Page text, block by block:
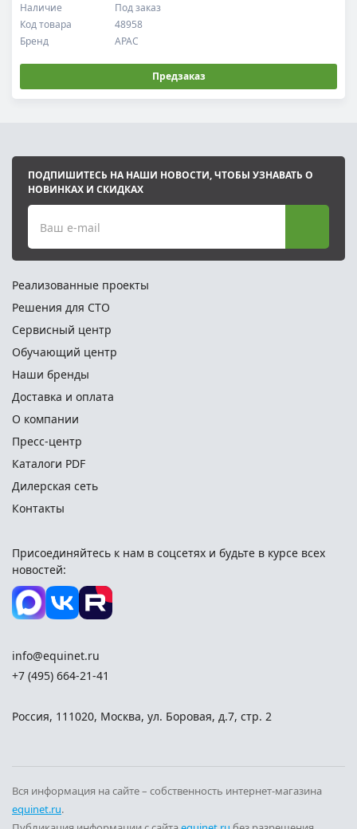
Код товара 48958
Наличие Под заказ
Бренд APAC
Предзаказ
ПОДПИШИТЕСЬ НА НАШИ НОВОСТИ, ЧТОБЫ УЗНАВАТЬ О
НОВИНКАХ И СКИДКАХ
Ваш e-mail
Реализованные проекты
Решения для СТО
Сервисный центр
Обучающий центр
Наши бренды
Доставка и оплата
О компании
Пресс-центр
Каталоги PDF
Дилерская сеть
Контакты
Присоединяйтесь к нам в соцсетях и будьте в курсе всех
новостей:
info@equinet.ru
+7 (495) 664-21-41
Россия, 111020, Москва, ул. Боровая, д.7, стр. 2
Вся информация на сайте – собственность интернет-магазина
equinet.ru.